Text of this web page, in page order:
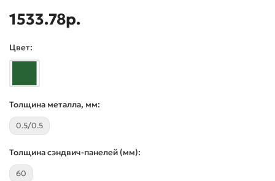
1533.78р.
Цвет:
Толщина металла, мм:
0.5/0.5
Толщина сэндвич-панелей (мм):
60